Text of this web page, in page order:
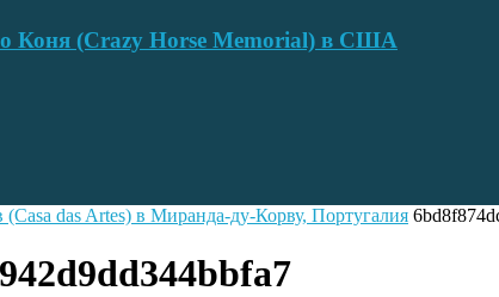
Коня (Crazy Horse Memorial) в США
das Artes) в Миранда-ду-Корву, Португалия